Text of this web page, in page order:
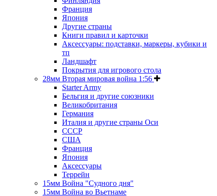
Франция
Япония
Другие страны
Книги правил и карточки
Аксессуары: подставки, маркеры, кубики и
тп
Ландшафт
Покрытия для игрового стола
28мм Вторая мировая война 1:56
Starter Army
Бельгия и другие союзники
Великобритания
Германия
Италия и другие страны Оси
СССР
США
Франция
Япония
Аксессуары
Террейн
15мм Война "Судного дня"
15мм Война во Вьетнаме